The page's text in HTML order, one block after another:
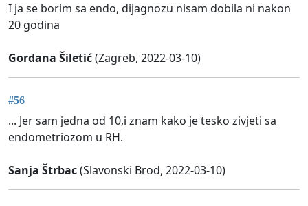
I ja se borim sa endo, dijagnozu nisam dobila ni nakon
20 godina
Gordana Šiletić(Zagreb, 2022-03-10)
#56
... Jer sam jedna od 10,i znam kako je tesko zivjeti sa
endometriozom u RH.
Sanja Štrbac(Slavonski Brod, 2022-03-10)